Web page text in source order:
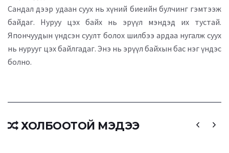
Сандал дээр удаан суух нь хүний биеийн булчинг гэмтээж
байдаг. Нуруу цэх байх нь эрүүл мэндэд их тустай.
Япончуудын үндсэн суулт болох шилбээ ардаа нугалж суух
нь нурууг цэх байлгадаг. Энэ нь эрүүл байхын бас нэг үндэс
болно.
ХОЛБООТОЙ МЭДЭЭ